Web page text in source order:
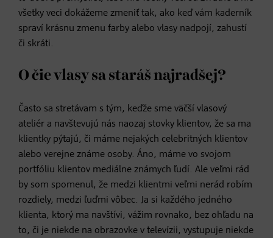
všetky veci dokážeme zmeniť tak, ako keď vám kaderník
spraví krásnu zmenu farby alebo vlasy nadpojí, zahustí
či skráti.
O čie vlasy sa staráš najradšej?
Často sa stretávam s tým, keďže sme väčší vlasový
ateliér a navštevujú nás naozaj stovky klientov, že sa ma
klientky pýtajú, či máme nejakých celebritných klientov
alebo verejne známe osoby. Áno, máme vo svojom
portfóliu klientov mediálne známych ľudí. Ale veľmi rád
by som spomenul, že medzi klientmi veľmi nerád robím
rozdiely, medzi ľuďmi vôbec. Ja si každého jedného
klienta, ktorý ma navštívi, vážim rovnako, bez ohľadu na
to, či je niekde na obrazovke v televízii, vystupuje niekde